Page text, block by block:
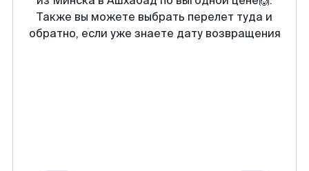
Также вы можете выбрать перелет туда и
обратно, если уже знаете дату возвращения